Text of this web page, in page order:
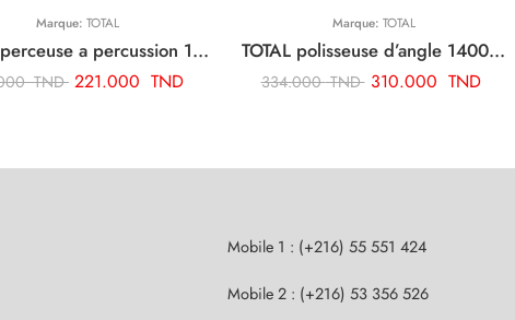
Marque: TOTAL
TOTAL perceuse a percussion 13mm-1010w TG111136
TND 221.000 TND
Marque: TOTAL
TOTAL polisseuse d’angle 1400w TP1141806
334.000TND 310.000 TND
Mobile 1 : (+216) 55 551 424
Mobile 2 : (+216) 53 356 526